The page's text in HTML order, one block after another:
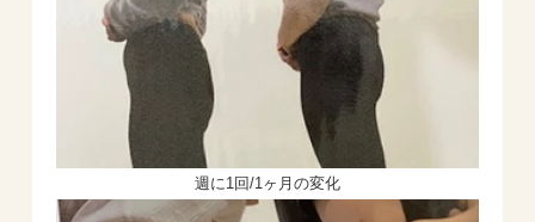
週に1回/1ヶ月の変化